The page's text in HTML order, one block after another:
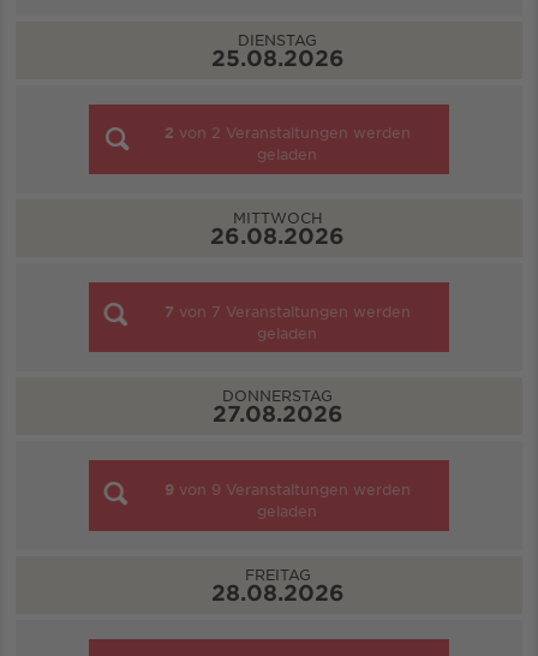
DIENSTAG
25.08.2026
2 von 2 Veranstaltungen werden
geladen
MITTWOCH
26.08.2026
7 von 7 Veranstaltungen werden
geladen
DONNERSTAG
27.08.2026
9 von 9 Veranstaltungen werden
geladen
FREITAG
28.08.2026